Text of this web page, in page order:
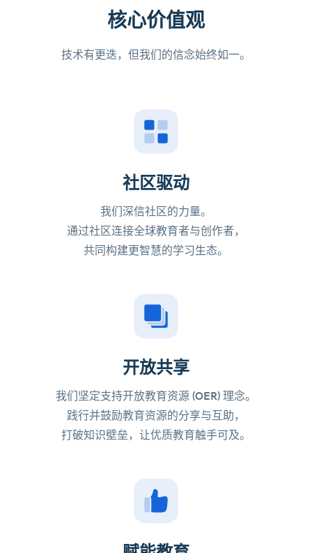
核心价值观
技术有更迭，但我们的信念始终如一。
社区驱动
我们深信社区的力量。
通过社区连接全球教育者与创作者，
共同构建更智慧的学习生态。
开放共享
我们坚定支持开放教育资源 (OER) 理念。
践行并鼓励教育资源的分享与互助，
打破知识壁垒，让优质教育触手可及。